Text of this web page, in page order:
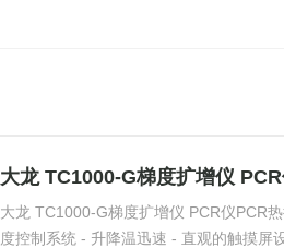
大龙 TC1000-G梯度扩增仪
大龙 TC1000-G梯度扩增仪 PCR仪PCR
度控制系统 - 升降温迅速 - 直观的触摸屏